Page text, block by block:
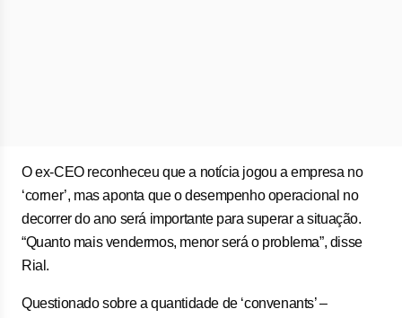
O ex-CEO reconheceu que a notícia jogou a empresa no
‘corner’, mas aponta que o desempenho operacional no
decorrer do ano será importante para superar a situação.
“Quanto mais vendermos, menor será o problema”, disse
Rial.
Questionado sobre a quantidade de ‘convenants’ –